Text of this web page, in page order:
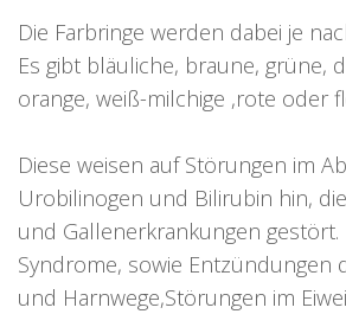
Die Farbringe werden dabei je
Es gibt bläuliche, braune, grüne,
orange, weiß-milchige ,rote oder
Diese weisen auf Störungen im
Urobilinogen und Bilirubin hin,
und Gallenerkrankungen
Syndrome, sowie Entzündungen
und Harnwege,Störungen im